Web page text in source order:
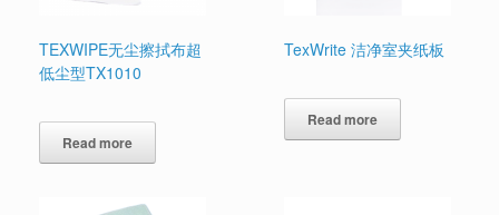
TEXWIPE无尘擦拭布超
低尘型TX1010
Read more
TexWrite 洁净室夹纸板
Read more